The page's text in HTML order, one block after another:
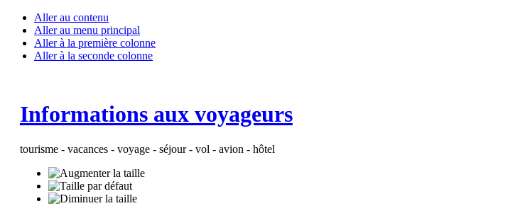
Aller au contenu
Aller au menu principal
Aller à la première colonne
Aller à la seconde colonne
Informations aux voyageurs
tourisme - vacances - voyage - séjour - vol - avion - hôtel